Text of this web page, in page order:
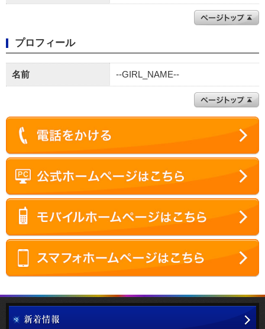
プロフィール
名前 --GIRL_NAME--